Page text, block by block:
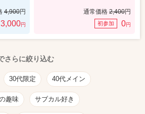
4,900円
3,000円
通常価格 2,400円
初参加 0円
さらに絞り込む
30代限定 40代メイン
趣味 サブカル好き